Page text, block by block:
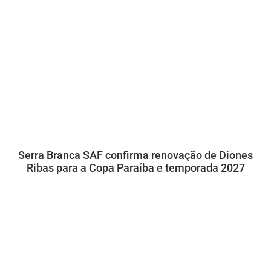
Serra Branca SAF confirma renovação de Diones
Ribas para a Copa Paraíba e temporada 2027